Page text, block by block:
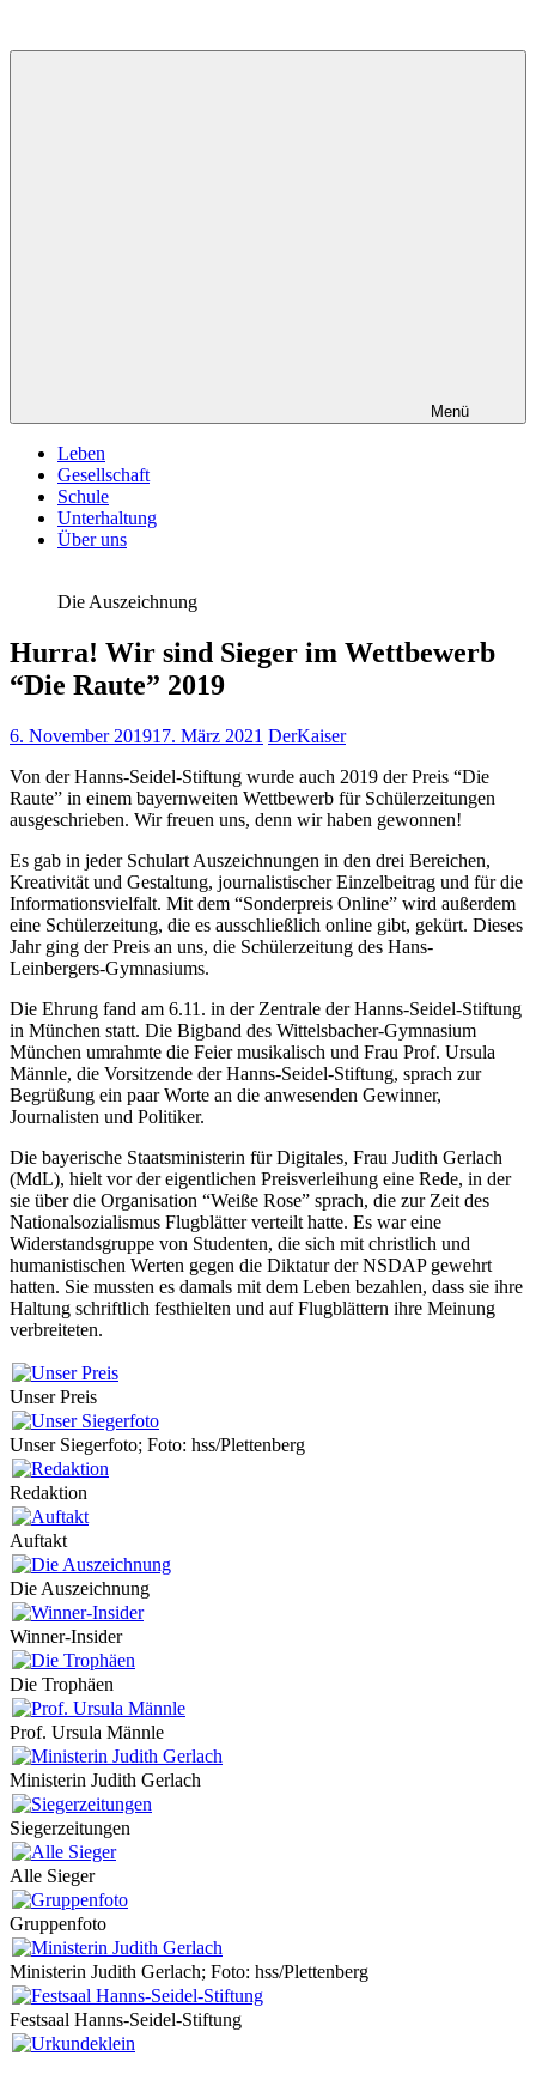
Menü
Leben
Gesellschaft
Schule
Unterhaltung
Über uns
Die Auszeichnung
Hurra! Wir sind Sieger im Wettbewerb
“Die Raute” 2019
6. November 201917. März 2021 DerKaiser
Von der Hanns-Seidel-Stiftung wurde auch 2019 der Preis “Die
Raute” in einem bayernweiten Wettbewerb für Schülerzeitungen
ausgeschrieben. Wir freuen uns, denn wir haben gewonnen!
Es gab in jeder Schulart Auszeichnungen in den drei Bereichen,
Kreativität und Gestaltung, journalistischer Einzelbeitrag und für die
Informationsvielfalt. Mit dem “Sonderpreis Online” wird außerdem
eine Schülerzeitung, die es ausschließlich online gibt, gekürt. Dieses
Jahr ging der Preis an uns, die Schülerzeitung des Hans-
Leinbergers-Gymnasiums.
Die Ehrung fand am 6.11. in der Zentrale der Hanns-Seidel-Stiftung
in München statt. Die Bigband des Wittelsbacher-Gymnasium
München umrahmte die Feier musikalisch und Frau Prof. Ursula
Männle, die Vorsitzende der Hanns-Seidel-Stiftung, sprach zur
Begrüßung ein paar Worte an die anwesenden Gewinner,
Journalisten und Politiker.
Die bayerische Staatsministerin für Digitales, Frau Judith Gerlach
(MdL), hielt vor der eigentlichen Preisverleihung eine Rede, in der
sie über die Organisation “Weiße Rose” sprach, die zur Zeit des
Nationalsozialismus Flugblätter verteilt hatte. Es war eine
Widerstandsgruppe von Studenten, die sich mit christlich und
humanistischen Werten gegen die Diktatur der NSDAP gewehrt
hatten. Sie mussten es damals mit dem Leben bezahlen, dass sie ihre
Haltung schriftlich festhielten und auf Flugblättern ihre Meinung
verbreiteten.
Unser Preis
Unser Siegerfoto; Foto: hss/Plettenberg
Redaktion
Auftakt
Die Auszeichnung
Winner-Insider
Die Trophäen
Prof. Ursula Männle
Ministerin Judith Gerlach
Siegerzeitungen
Alle Sieger
Gruppenfoto
Ministerin Judith Gerlach; Foto: hss/Plettenberg
Festsaal Hanns-Seidel-Stiftung